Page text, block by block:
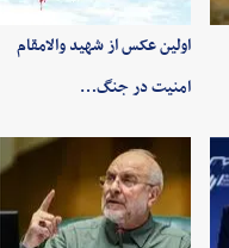
اولین عکس از شهید والامقام
امنیت در جنگ…